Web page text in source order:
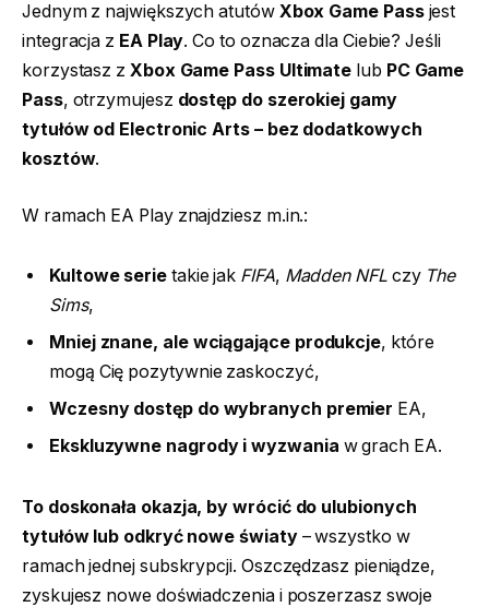
Jednym z największych atutów Xbox Game Passjest
integracja z EA Play. Co to oznacza dla Ciebie? Jeśli
korzystasz z Xbox Game Pass Ultimate lub PC Game
Pass, otrzymujesz dostęp do szerokiej gamy
tytułów od Electronic Arts – bez dodatkowych
kosztów.
W ramach EA Play znajdziesz m.in.:
Kultowe serietakie jak FIFA, Madden NFLczy The
Sims,
Mniej znane, ale wciągające produkcje, które
mogą Cię pozytywnie zaskoczyć,
Wczesny dostęp do wybranych premier EA,
Ekskluzywne nagrody i wyzwania w grach EA.
To doskonała okazja, by wrócić do ulubionych
tytułów lub odkryć nowe światy– wszystko w
ramach jednej subskrypcji. Oszczędzasz pieniądze,
zyskujesz nowe doświadczenia i poszerzasz swoje